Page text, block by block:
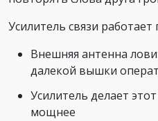
Усилитель связи
Внешняя антенна
далекой вышки
Усилитель делает
мощнее